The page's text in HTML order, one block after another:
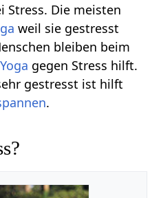
Stress. Die meisten
weil sie gestresst
bleiben beim
Yoga gegen Stress hilft.
gestresst ist hilft
.